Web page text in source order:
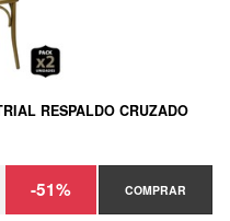
RESPALDO CRUZADO
-51% COMPRAR